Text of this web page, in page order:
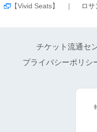
【Vivid Seats】 ｜ ロ
チケット流通セ
プライバシーポリシ